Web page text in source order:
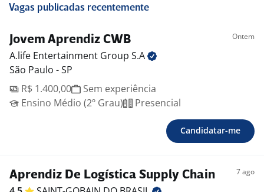
Vagas publicadas recentemente
Jovem Aprendiz CWB Ontem
A.life Entertainment Group S.A
São Paulo - SP
R$ 1.400,00
Sem experiência
Ensino Médio (2º Grau)
Presencial
Candidatar-me
Aprendiz De Logística Supply Chain 7 ago